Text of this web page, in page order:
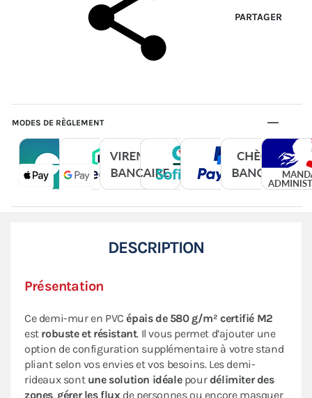
PARTAGER
MODES DE RÈGLEMENT
DESCRIPTION
Présentation
Ce demi-mur en PVCépais de 580 g/m² certifié M2
est robuste et résistant. Il vous permet d’ajouter une
option de configuration supplémentaire à votre stand
pliant selon vos envies et vos besoins. Les demi-
rideaux sont une solution idéalepourdélimiter des
zones, gérer les fluxde personnes ou encore masquer